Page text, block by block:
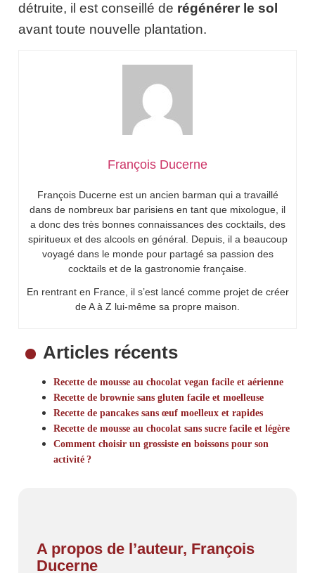
détruite, il est conseillé de régénérer le sol
avant toute nouvelle plantation.
François Ducerne
François Ducerne est un ancien barman qui a travaillé
dans de nombreux bar parisiens en tant que mixologue, il
a donc des très bonnes connaissances des cocktails, des
spiritueux et des alcools en général. Depuis, il a beaucoup
voyagé dans le monde pour partagé sa passion des
cocktails et de la gastronomie française.
En rentrant en France, il s’est lancé comme projet de créer
de A à Z lui-même sa propre maison.
Articles récents
Recette de mousse au chocolat vegan facile et aérienne
Recette de brownie sans gluten facile et moelleuse
Recette de pancakes sans œuf moelleux et rapides
Recette de mousse au chocolat sans sucre facile et légère
Comment choisir un grossiste en boissons pour son
activité ?
A propos de l’auteur, François
Ducerne